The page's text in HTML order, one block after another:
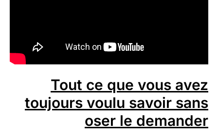
Tout ce que vous avez
toujours voulu savoir sans
oser le demander